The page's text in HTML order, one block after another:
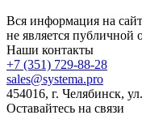
Вся информация на
не является публичной
Наши контакты
+7 (351) 729-88-28
sales@systema.pro
454016, г. Челябинск,
Оставайтесь на связи